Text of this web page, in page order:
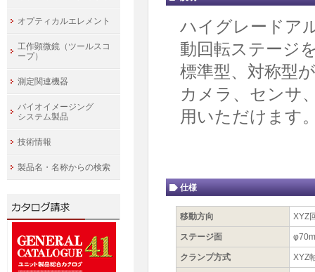
ハイグレードア
動回転ステージ
標準型、対称型
カメラ、センサ
用いただけます
仕様
移動方向 XYZ
ステージ面
クランプ方式 XYZ
オプティカルエレメント
工作顕微鏡（ツールスコ
ープ）
測定関連機器
バイオイメージング
システム製品
技術情報
製品名・名称からの検索